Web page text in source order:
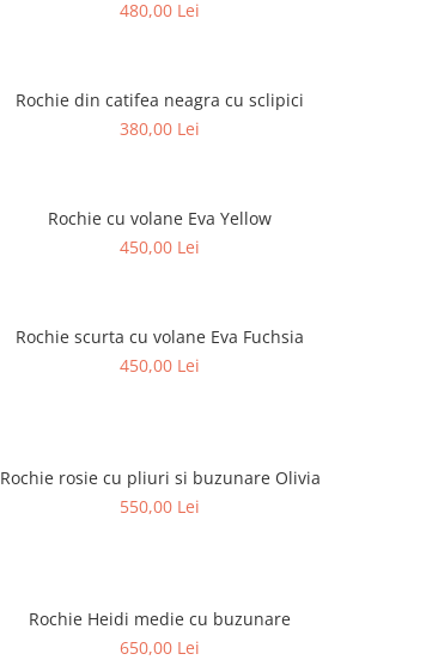
480,00 Lei
Rochie din catifea neagra cu sclipici
380,00 Lei
Rochie cu volane Eva Yellow
450,00 Lei
Rochie scurta cu volane Eva Fuchsia
450,00 Lei
Rochie rosie cu pliuri si buzunare Olivia
550,00 Lei
Rochie Heidi medie cu buzunare
650,00 Lei